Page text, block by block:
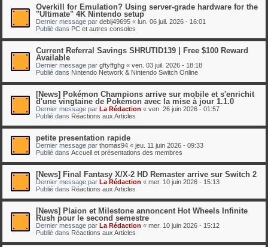
Overkill for Emulation? Using server-grade hardware for the
"Ultimate" 4K Nintendo setup
Dernier message par debij49695 « lun. 06 juil. 2026 - 16:01
Publié dans PC et autres consoles
Current Referral Savings SHRUTID139 | Free $100 Reward
Available
Dernier message par gftyffghg « ven. 03 juil. 2026 - 18:18
Publié dans Nintendo Network & Nintendo Switch Online
[News] Pokémon Champions arrive sur mobile et s'enrichit
d'une vingtaine de Pokémon avec la mise à jour 1.1.0
Dernier message par La Rédaction « ven. 26 juin 2026 - 01:57
Publié dans Réactions aux Articles
petite presentation rapide
Dernier message par thomas94 « jeu. 11 juin 2026 - 09:33
Publié dans Accueil et présentations des membres
[News] Final Fantasy X/X-2 HD Remaster arrive sur Switch 2
Dernier message par La Rédaction « mer. 10 juin 2026 - 15:13
Publié dans Réactions aux Articles
[News] Plaion et Milestone annoncent Hot Wheels Infinite
Rush pour le second semestre
Dernier message par La Rédaction « mer. 10 juin 2026 - 15:12
Publié dans Réactions aux Articles